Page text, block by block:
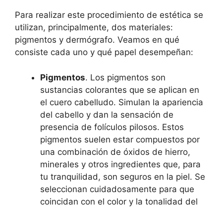
Para realizar este procedimiento de estética se
utilizan, principalmente, dos materiales:
pigmentos y dermógrafo. Veamos en qué
consiste cada uno y qué papel desempeñan:
Pigmentos. Los pigmentos son
sustancias colorantes que se aplican en
el cuero cabelludo. Simulan la apariencia
del cabello y dan la sensación de
presencia de folículos pilosos. Estos
pigmentos suelen estar compuestos por
una combinación de óxidos de hierro,
minerales y otros ingredientes que, para
tu tranquilidad, son seguros en la piel. Se
seleccionan cuidadosamente para que
coincidan con el color y la tonalidad del